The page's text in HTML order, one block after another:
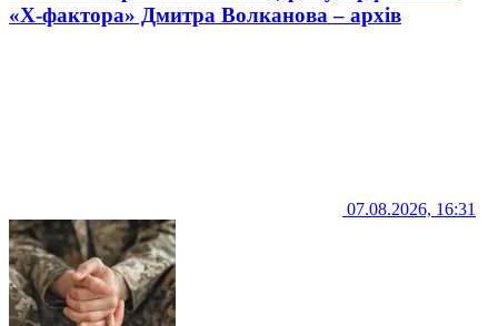
«Х-фактора» Дмитра Волканова – архів
07.08.2026, 16:31